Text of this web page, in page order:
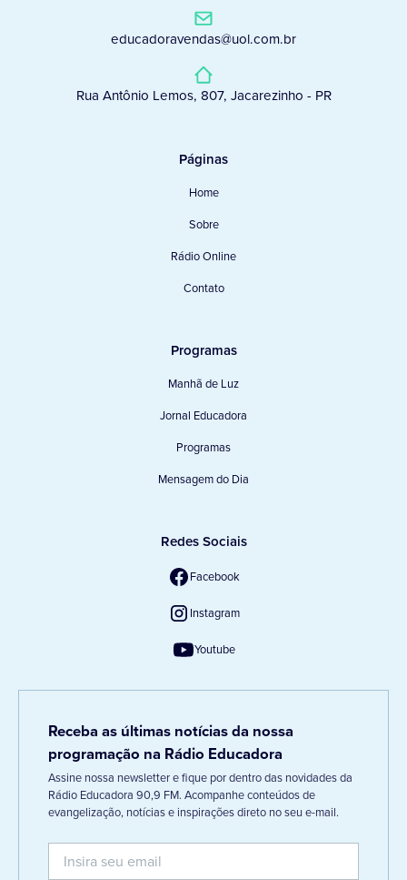
educadoravendas@uol.com.br
Rua Antônio Lemos, 807, Jacarezinho - PR
Páginas
Home
Sobre
Rádio Online
Contato
Programas
Manhã de Luz
Jornal Educadora
Programas
Mensagem do Dia
Redes Sociais
Facebook
Instagram
Youtube
Receba as últimas notícias da nossa
programação na Rádio Educadora
Assine nossa newsletter e fique por dentro das novidades da
Rádio Educadora 90,9 FM. Acompanhe conteúdos de
evangelização, notícias e inspirações direto no seu e-mail.